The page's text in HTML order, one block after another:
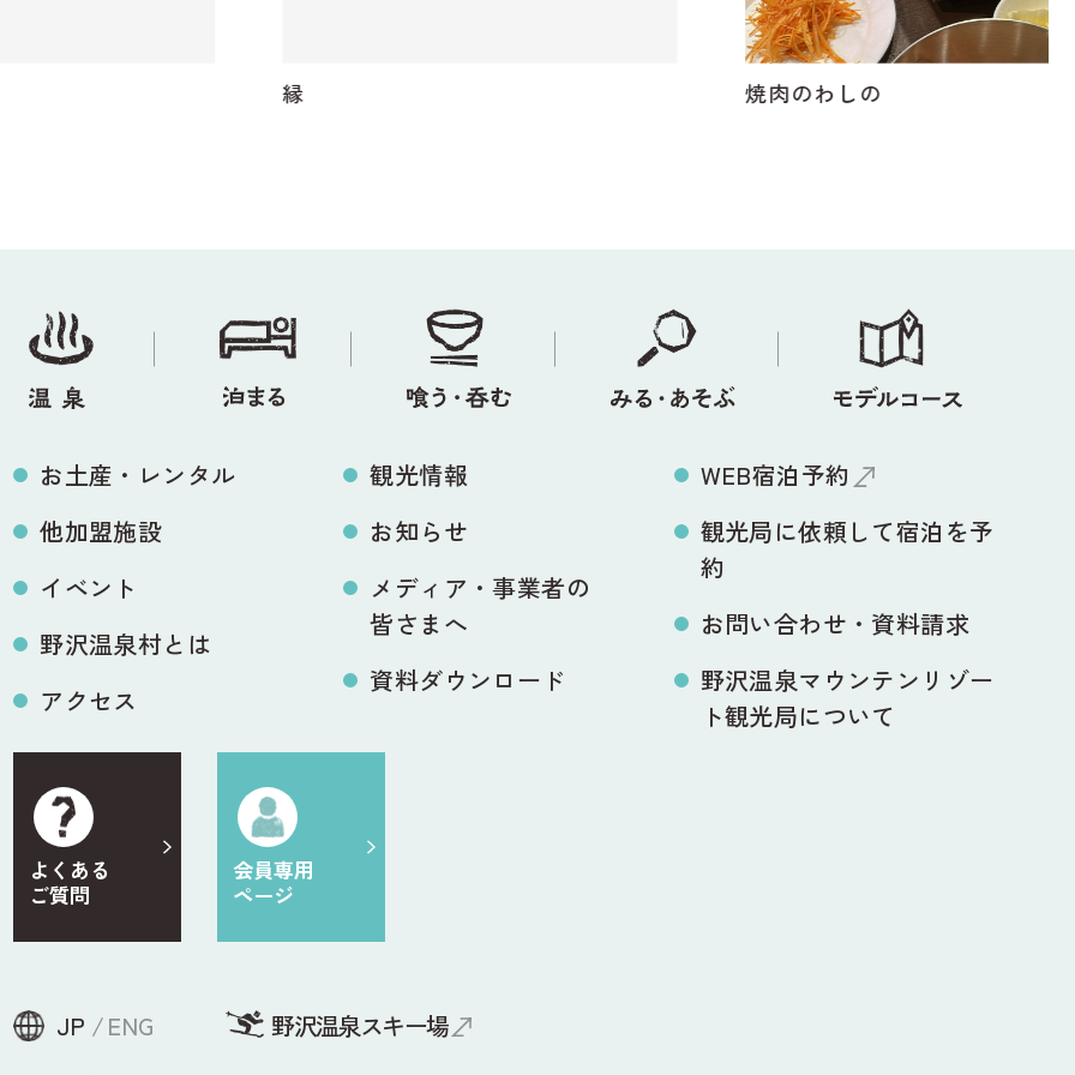
焼肉のわしの
お土産・レンタル
他加盟施設
イベント
野沢温泉村とは
アクセス
観光情報
お知らせ
メディア・事業者の
皆さまへ
資料ダウンロード
WEB宿泊予約
観光局に依頼して宿泊を予
約
お問い合わせ・資料請求
野沢温泉マウンテンリゾー
ト観光局について
よくある
ご質問
会員専用
ページ
JP ENG
野沢温泉スキー場